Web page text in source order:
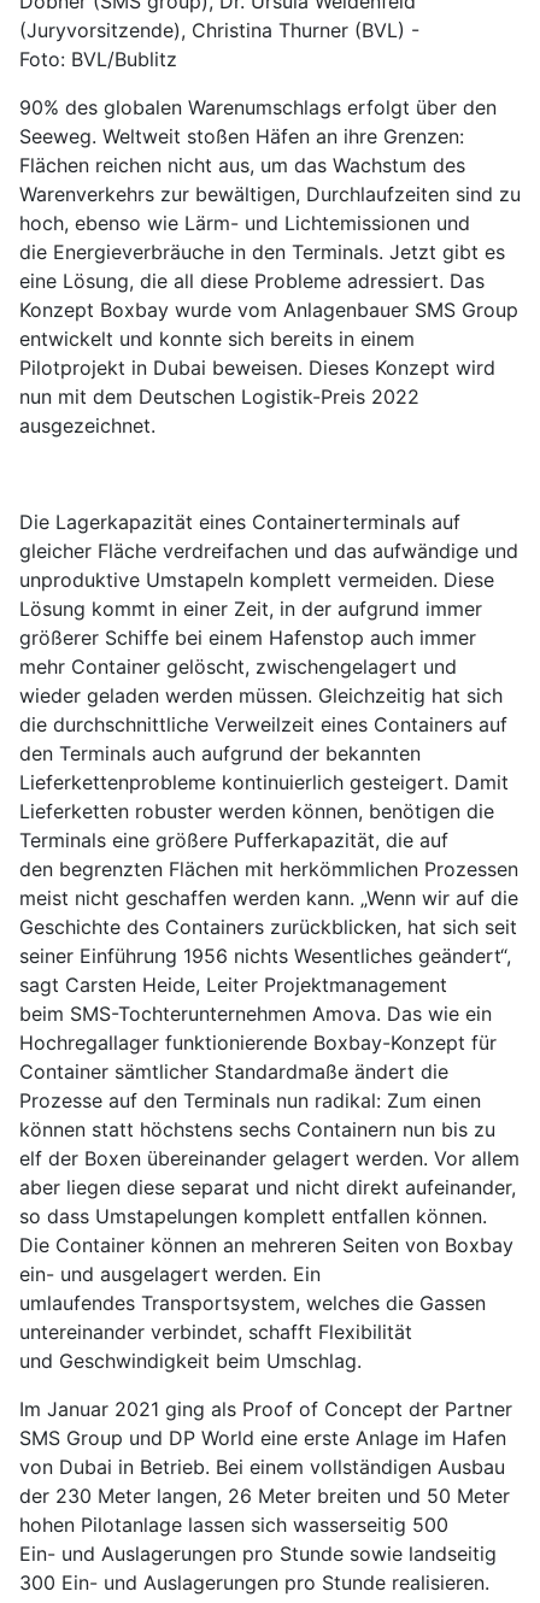
(Juryvorsitzende), Christina Thurner (BVL) -
Foto: BVL/Bublitz
90% des globalen Warenumschlags erfolgt über den
Seeweg. Weltweit stoßen Häfen an ihre Grenzen:
Flächen reichen nicht aus, um das Wachstum des
Warenverkehrs zur bewältigen, Durchlaufzeiten sind zu
hoch, ebenso wie Lärm- und Lichtemissionen und
die Energieverbräuche in den Terminals. Jetzt gibt es
eine Lösung, die all diese Probleme adressiert. Das
Konzept Boxbay wurde vom Anlagenbauer SMS Group
entwickelt und konnte sich bereits in einem
Pilotprojekt in Dubai beweisen. Dieses Konzept wird
nun mit dem Deutschen Logistik-Preis 2022
ausgezeichnet.
Die Lagerkapazität eines Containerterminals auf
gleicher Fläche verdreifachen und das aufwändige und
unproduktive Umstapeln komplett vermeiden. Diese
Lösung kommt in einer Zeit, in der aufgrund immer
größerer Schiffe bei einem Hafenstop auch immer
mehr Container gelöscht, zwischengelagert und
wieder geladen werden müssen. Gleichzeitig hat sich
die durchschnittliche Verweilzeit eines Containers auf
den Terminals auch aufgrund der bekannten
Lieferkettenprobleme kontinuierlich gesteigert. Damit
Lieferketten robuster werden können, benötigen die
Terminals eine größere Pufferkapazität, die auf
den begrenzten Flächen mit herkömmlichen Prozessen
meist nicht geschaffen werden kann. „Wenn wir auf die
Geschichte des Containers zurückblicken, hat sich seit
seiner Einführung 1956 nichts Wesentliches geändert“,
sagt Carsten Heide, Leiter Projektmanagement
beim SMS-Tochterunternehmen Amova. Das wie ein
Hochregallager funktionierende Boxbay-Konzept für
Container sämtlicher Standardmaße ändert die
Prozesse auf den Terminals nun radikal: Zum einen
können statt höchstens sechs Containern nun bis zu
elf der Boxen übereinander gelagert werden. Vor allem
aber liegen diese separat und nicht direkt aufeinander,
so dass Umstapelungen komplett entfallen können.
Die Container können an mehreren Seiten von Boxbay
ein- und ausgelagert werden. Ein
umlaufendes Transportsystem, welches die Gassen
untereinander verbindet, schafft Flexibilität
und Geschwindigkeit beim Umschlag.
Im Januar 2021 ging als Proof of Concept der Partner
SMS Group und DP World eine erste Anlage im Hafen
von Dubai in Betrieb. Bei einem vollständigen Ausbau
der 230 Meter langen, 26 Meter breiten und 50 Meter
hohen Pilotanlage lassen sich wasserseitig 500
Ein- und Auslagerungen pro Stunde sowie landseitig
300 Ein- und Auslagerungen pro Stunde realisieren.